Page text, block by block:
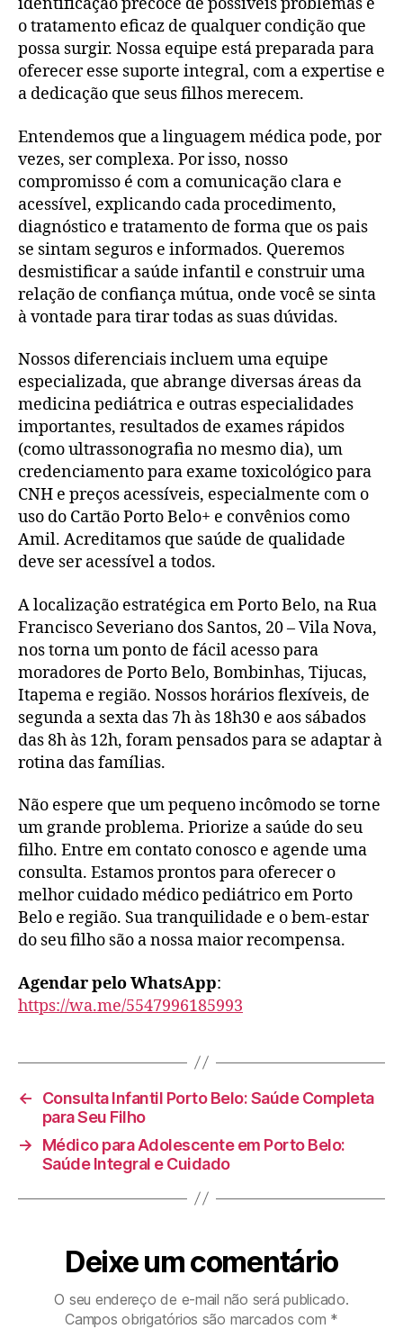
o tratamento eficaz de qualquer condição que
possa surgir. Nossa equipe está preparada para
oferecer esse suporte integral, com a expertise e
a dedicação que seus filhos merecem.
Entendemos que a linguagem médica pode, por
vezes, ser complexa. Por isso, nosso
compromisso é com a comunicação clara e
acessível, explicando cada procedimento,
diagnóstico e tratamento de forma que os pais
se sintam seguros e informados. Queremos
desmistificar a saúde infantil e construir uma
relação de confiança mútua, onde você se sinta
à vontade para tirar todas as suas dúvidas.
Nossos diferenciais incluem uma equipe
especializada, que abrange diversas áreas da
medicina pediátrica e outras especialidades
importantes, resultados de exames rápidos
(como ultrassonografia no mesmo dia), um
credenciamento para exame toxicológico para
CNH e preços acessíveis, especialmente com o
uso do Cartão Porto Belo+ e convênios como
Amil. Acreditamos que saúde de qualidade
deve ser acessível a todos.
A localização estratégica em Porto Belo, na Rua
Francisco Severiano dos Santos, 20 – Vila Nova,
nos torna um ponto de fácil acesso para
moradores de Porto Belo, Bombinhas, Tijucas,
Itapema e região. Nossos horários flexíveis, de
segunda a sexta das 7h às 18h30 e aos sábados
das 8h às 12h, foram pensados para se adaptar à
rotina das famílias.
Não espere que um pequeno incômodo se torne
um grande problema. Priorize a saúde do seu
filho. Entre em contato conosco e agende uma
consulta. Estamos prontos para oferecer o
melhor cuidado médico pediátrico em Porto
Belo e região. Sua tranquilidade e o bem-estar
do seu filho são a nossa maior recompensa.
Agendar pelo WhatsApp:
https://wa.me/5547996185993
←
Consulta Infantil Porto Belo: Saúde Completa
para Seu Filho
→
Médico para Adolescente em Porto Belo:
Saúde Integral e Cuidado
Deixe um comentário
O seu endereço de e-mail não será publicado.
Campos obrigatórios são marcados com *